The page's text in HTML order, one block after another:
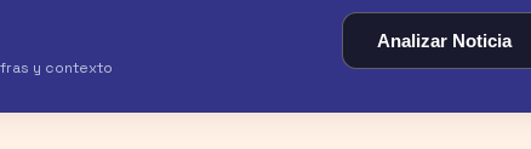
y contexto
Analizar Noticia